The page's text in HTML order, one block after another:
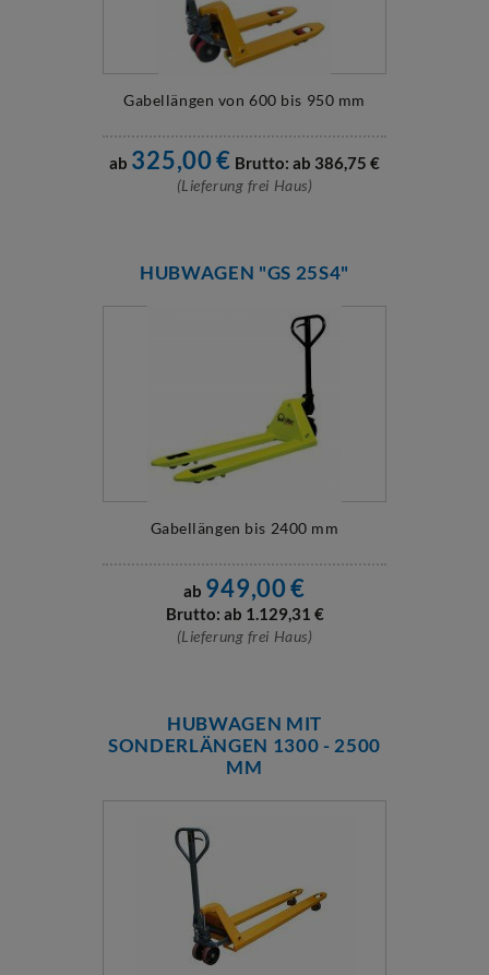
Gabellängen von 600 bis 950 mm
ab 325,00€ Brutto: ab 386,75 €
(Lieferung frei Haus)
HUBWAGEN "GS 25S4"
Gabellängen bis 2400 mm
ab 949,00€
Brutto: ab 1.129,31 €
(Lieferung frei Haus)
HUBWAGEN MIT
SONDERLÄNGEN 1300 - 2500
MM